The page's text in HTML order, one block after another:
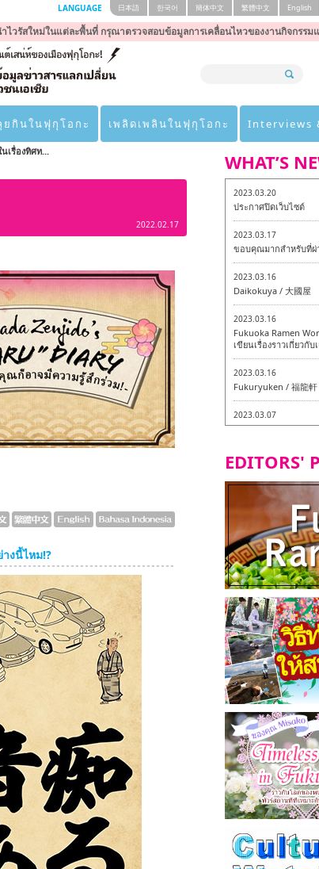
วรัสใหม่ในแต่ละพื้นที่ กรุณาตรวจสอบข้อมูลการเคลื่อนไหวของงานกิจกรรม
LANGUAGE 日本語 한국어 簡体中文 繁體中文 English
ยกินในฟุกุโอกะ เพลิดเพลินในฟุกุโอกะ Interviews
เรื่องทิศท...
2022.02.17
งนี้ไหม!?
WHAT’S
2023.03.20
ประกาศปิดเว็บไซต์
2023.03.17
ขอบคุณมากสำหรับที่ผ่
2023.03.16
Daikokuya / 大國屋
2023.03.16
Fukuoka Ramen
เขียนเรื่องราวเกี่ยวกับ
2023.03.16
Fukuryuken / 福龍軒
2023.03.07
Isogiyokarazu สาขา
2023.03.07
ทัวร์ชิมเมนูวีแกนและ
2023.03.02
little stand Daimyo
กะ -
2023.02.28
Tochikuken Orio
2023.02.27
Maruyoshi Shokudo
EDITORS'